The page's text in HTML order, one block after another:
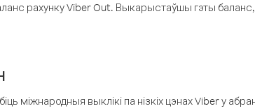
рахунку Viber Out. Выкарыстаўшы гэты
міжнародныя выклікі па нізкіх цэнах Viber у